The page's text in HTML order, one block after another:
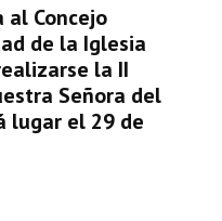
Concejo
de la Iglesia
la II
Señora del
lugar el 29 de